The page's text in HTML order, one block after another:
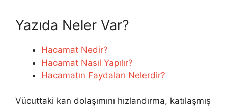
Yazıda Neler Var?
Hacamat Nedir?
Hacamat Nasıl Yapılır?
Hacamatın Faydaları Nelerdir?
Vücuttaki kan dolaşımını hızlandırma, katılaşmış